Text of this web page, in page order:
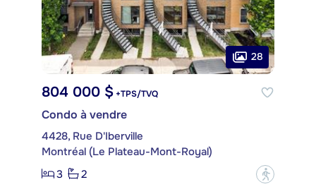
28
804 000 $ +TPS/TVQ
Condo à vendre
4428, Rue D'Iberville
Montréal (Le Plateau-Mont-Royal)
3
2 ?